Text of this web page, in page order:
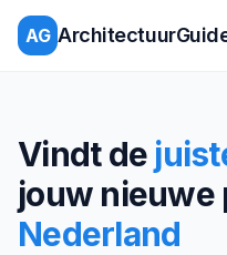
AG
Vindt de
jouw nieuwe
Nederland